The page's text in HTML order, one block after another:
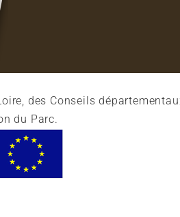
des Conseils
du Parc.